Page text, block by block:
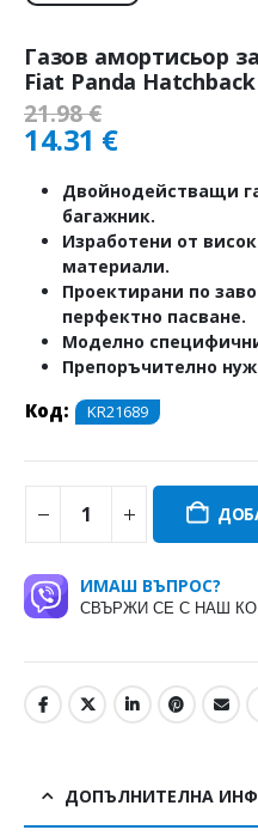
Газов амортисьор
Fiat Panda Hatchback
21.98€
14.31 €
Двойнодействащи
багажник.
Изработени от
материали.
Проектирани по
перфектно пасване.
Моделно
Препоръчително
Код: KR21689
ИМАШ ВЪПРОС?
СВЪРЖИ СЕ С НАШ
ДОПЪЛНИТЕЛНА